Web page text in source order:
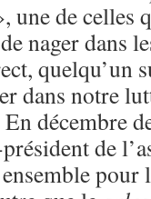
une de celles
nager dans
quelqu’un
dans notre
décembre
de
pour